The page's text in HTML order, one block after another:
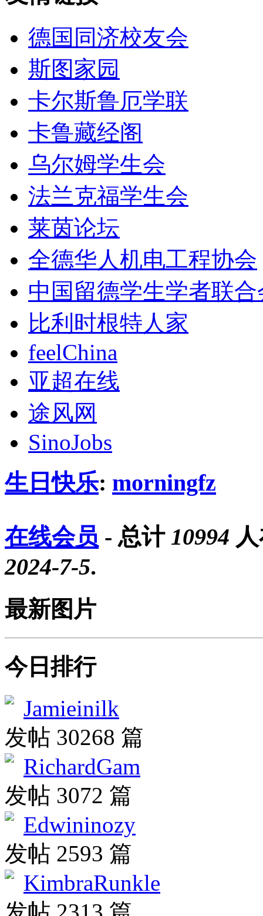
德国同济校友会
斯图家园
卡尔斯鲁厄学联
卡鲁藏经阁
乌尔姆学生会
法兰克福学生会
莱茵论坛
全德华人机电工程协会
中国留德学生学者联合
比利时根特人家
feelChina
亚超在线
途风网
SinoJobs
生日快乐: morningfz
在线会员 - 总计 10994
2024-7-5.
最新图片
今日排行
Jamieinilk
发帖 30268 篇
RichardGam
发帖 3072 篇
Edwininozy
发帖 2593 篇
KimbraRunkle